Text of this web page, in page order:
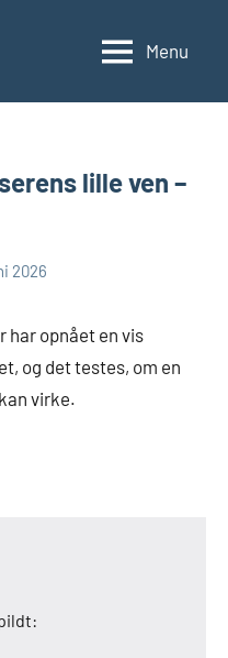
Menu
lille ven –
2026
har opnået en vis
og det testes, om en
virke.